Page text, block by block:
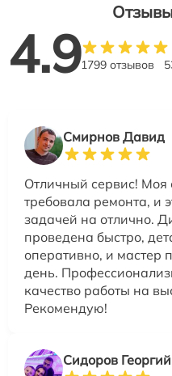
4.91799 отзывов
Смирнов Давид
Отличный сервис!
требовала ремонта, и
задачей на отлично.
проведена быстро,
оперативно, и мастер
день.
качество работы на
Рекомендую!
Сидоров Георгий